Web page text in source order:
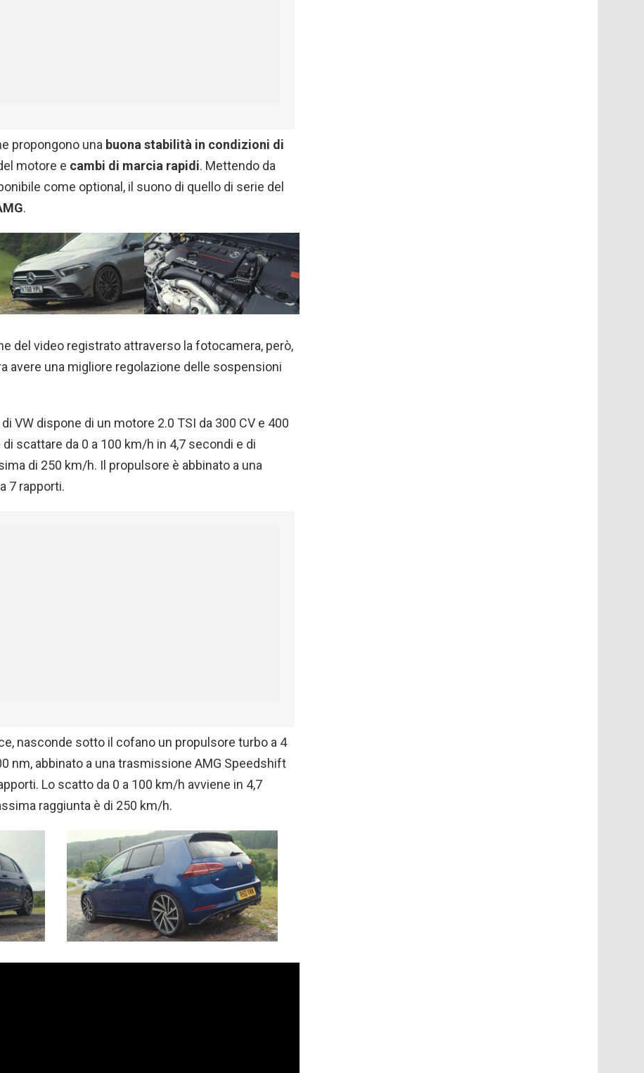
propongono una buona stabilità in condizioni di
motore e cambi di marcia rapidi. Mettendo da
come optional, il suono di quello di serie del
.
del video registrato attraverso la fotocamera, però,
avere una migliore regolazione delle sospensioni
VW dispone di un motore 2.0 TSI da 300 CV e 400
scattare da 0 a 100 km/h in 4,7 secondi e di
di 250 km/h. Il propulsore è abbinato a una
7 rapporti.
nasconde sotto il cofano un propulsore turbo a 4
nm, abbinato a una trasmissione AMG Speedshift
Lo scatto da 0 a 100 km/h avviene in 4,7
raggiunta è di 250 km/h.